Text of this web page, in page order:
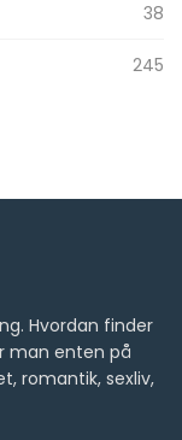
38
245
Hvordan finder
man enten på
romantik, sexliv,